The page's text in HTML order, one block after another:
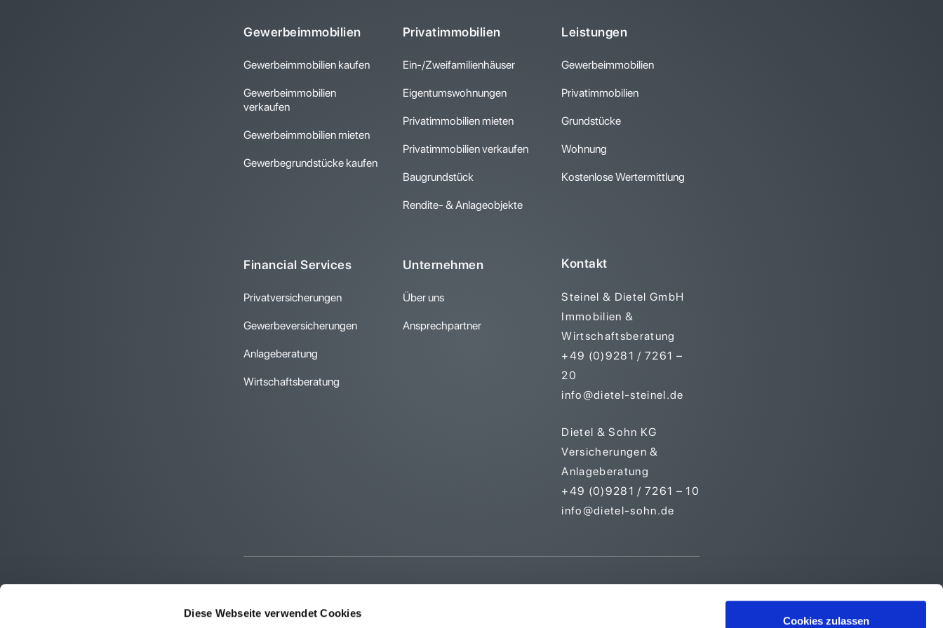
Diese Webseite verwendet Cookies
Cookies zulassen
Gewerbeimmobilien
Gewerbeimmobilien kaufen
Gewerbeimmobilien
verkaufen
Gewerbeimmobilien mieten
Gewerbegrundstücke kaufen
Privatimmobilien
Ein-/Zweifamilienhäuser
Eigentumswohnungen
Privatimmobilien mieten
Privatimmobilien verkaufen
Baugrundstück
Rendite- & Anlageobjekte
Leistungen
Gewerbeimmobilien
Privatimmobilien
Grundstücke
Wohnung
Kostenlose Wertermittlung
Financial Services
Privatversicherungen
Gewerbeversicherungen
Anlageberatung
Wirtschaftsberatung
Unternehmen
Über uns
Ansprechpartner
Kontakt
Steinel & Dietel GmbH
Immobilien &
Wirtschaftsberatung
+49 (0)9281 / 7261 –
20
info@dietel-steinel.de
Dietel & Sohn KG
Versicherungen &
Anlageberatung
+49 (0)9281 / 7261 – 10
info@dietel-sohn.de